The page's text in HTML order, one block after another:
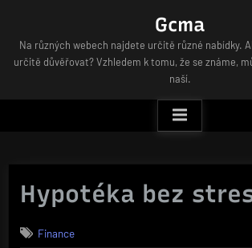
content
Gcma
Na různých webech najdete určitě různé nabídky.
určitě důvěřovat? Vzhledem k tomu, že se známe,
naší.
Hypotéka bez
Finance